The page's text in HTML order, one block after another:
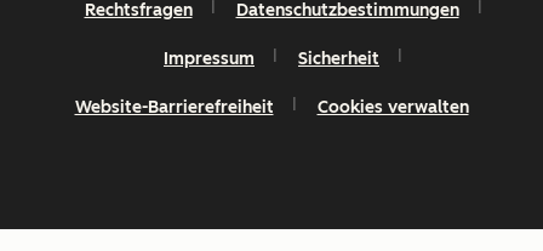
Rechtsfragen Datenschutzbestimmungen
Impressum Sicherheit
Website-Barrierefreiheit Cookies verwalten